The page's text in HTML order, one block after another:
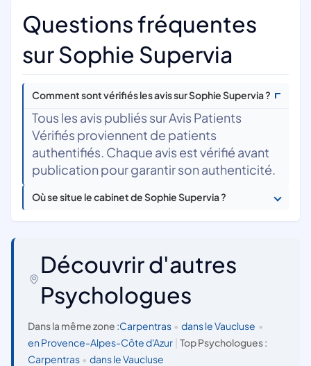
Questions fréquentes
sur Sophie Supervia
Comment sont vérifiés les avis sur Sophie Supervia ?
Tous les avis publiés sur Avis Patients
Vérifiés proviennent de patients
authentifiés. Chaque avis est vérifié avant
publication pour garantir son authenticité.
Où se situe le cabinet de Sophie Supervia ?
Découvrir d'autres
Psychologues
Dans la même zone :Carpentras • dans le Vaucluse •
en Provence-Alpes-Côte d'Azur
Top Psychologues :
Carpentras • dans le Vaucluse